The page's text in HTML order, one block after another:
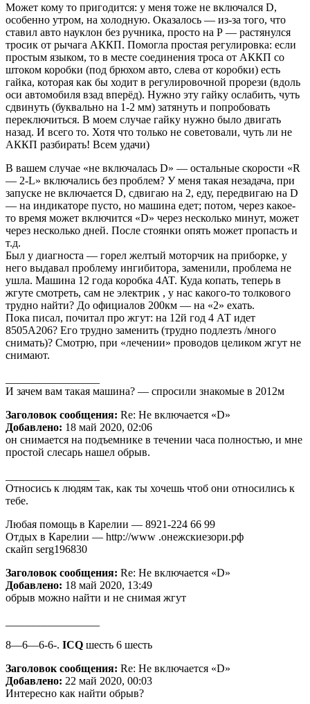
Может кому то пригодится: у меня тоже не включался D,
особенно утром, на холодную. Оказалось — из-за того, что
ставил авто науклон без ручника, просто на Р — растянулся
тросик от рычага АККП. Помогла простая регулировка: если
простым языком, то в месте соединения троса от АККП со
штоком коробки (под брюхом авто, слева от коробки) есть
гайка, которая как бы ходит в регулировочной прорези (вдоль
оси автомобиля взад вперёд). Нужно эту гайку ослабить, чуть
сдвинуть (буквально на 1-2 мм) затянуть и попробовать
переключиться. В моем случае гайку нужно было двигать
назад. И всего то. Хотя что только не советовали, чуть ли не
АККП разбирать! Всем удачи)
В вашем случае «не включалась D» — остальные скорости «R
— 2-L» включались без проблем? У меня такая незадача, при
запуске не включается D, сдвигаю на 2, еду, передвигаю на D
— на индикаторе пусто, но машина едет; потом, через какое-
то время может включится «D» через несколько минут, может
через несколько дней. После стоянки опять может пропасть и
т.д.
Был у диагноста — горел желтый моторчик на приборке, у
него выдавал проблему ингибитора, заменили, проблема не
ушла. Машина 12 года коробка 4AT. Куда копать, теперь в
жгуте смотреть, сам не электрик , у нас какого-то толкового
трудно найти? До официалов 200км — на «2» ехать.
Пока писал, почитал про жгут: на 12й год 4 АТ идет
8505A206? Его трудно заменить (трудно подлезть /много
снимать)? Смотрю, при «лечении» проводов целиком жгут не
снимают.
И зачем вам такая машина? — спросили знакомые в 2012м
Заголовок сообщения: Re: Не включается «D»
Добавлено: 18 май 2020, 02:06
он снимается на подъемнике в течении часа полностью, и мне
простой слесарь нашел обрыв.
Относись к людям так, как ты хочешь чтоб они относились к
тебе.
Любая помощь в Карелии — 8921-224 66 99
Отдых в Карелии — http://www .онежскиезори.рф
скайп serg196830
Заголовок сообщения: Re: Не включается «D»
Добавлено: 18 май 2020, 13:49
обрыв можно найти и не снимая жгут
8—6—6-6-. ICQ шесть 6 шесть
Заголовок сообщения: Re: Не включается «D»
Добавлено: 22 май 2020, 00:03
Интересно как найти обрыв?